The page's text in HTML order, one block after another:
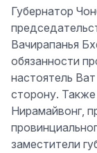
Губернатор
Вачирапанья
обязанности
настоятель
сторону.
Нирамайвонг,
заместители